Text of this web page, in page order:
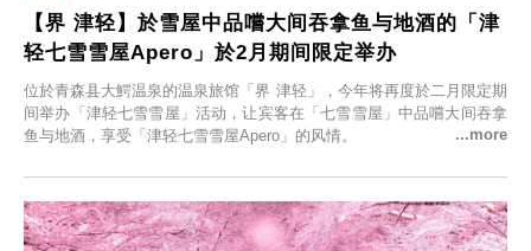
【界 津轻】於雪屋中品嚐大间吞拿鱼与地酒的「津
轻七雪雪屋Apero」於2月期间限定举办
位於青森县大鰐温泉的温泉旅馆「界 津轻」，今年将再度於二月限定期
间举办「津轻七雪雪屋」活动，让宾客在「七雪雪屋」中品嚐大间吞拿
鱼与地酒，享受「津轻七雪雪屋Apero」的风情。